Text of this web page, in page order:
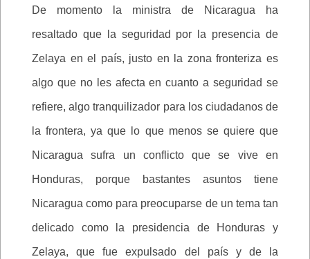
De momento la ministra de Nicaragua ha
resaltado que la seguridad por la presencia de
Zelaya en el país, justo en la zona fronteriza es
algo que no les afecta en cuanto a seguridad se
refiere, algo tranquilizador para los ciudadanos de
la frontera, ya que lo que menos se quiere que
Nicaragua sufra un conflicto que se vive en
Honduras, porque bastantes asuntos tiene
Nicaragua como para preocuparse de un tema tan
delicado como la presidencia de Honduras y
Zelaya, que fue expulsado del país y de la